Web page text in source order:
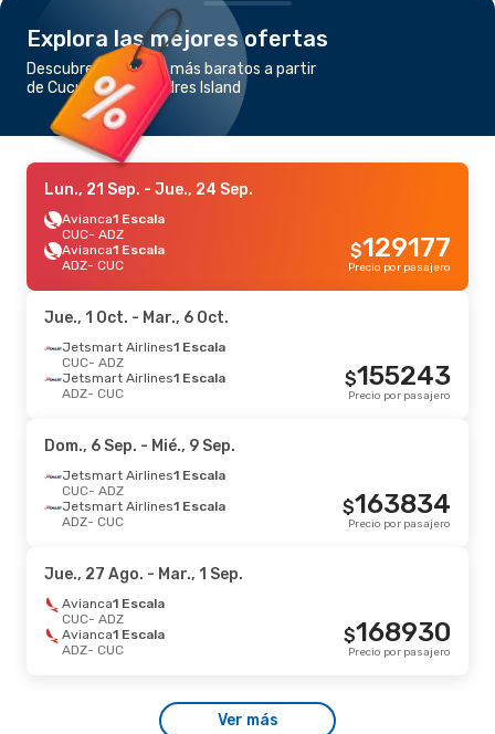
Explora las mejores ofertas
Descubre los vuelos más baratos a partir
de Cucuta a San Andres Island
Lun., 21 Sep. - Jue., 24 Sep.
Avianca1 Escala
CUC- ADZ
Avianca1 Escala
ADZ- CUC
129177
$
Precio por pasajero
Jue., 1 Oct. - Mar., 6 Oct.
Jetsmart Airlines1 Escala
CUC- ADZ
Jetsmart Airlines1 Escala
ADZ- CUC
155243
$
Precio por pasajero
Dom., 6 Sep. - Mié., 9 Sep.
Jetsmart Airlines1 Escala
CUC- ADZ
Jetsmart Airlines1 Escala
ADZ- CUC
163834
$
Precio por pasajero
Jue., 27 Ago. - Mar., 1 Sep.
Avianca1 Escala
CUC- ADZ
Avianca1 Escala
ADZ- CUC
168930
$
Precio por pasajero
Ver más